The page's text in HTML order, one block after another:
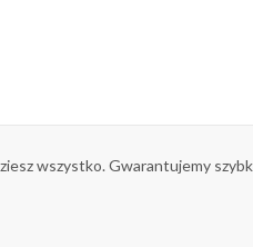
wszystko. Gwarantujemy